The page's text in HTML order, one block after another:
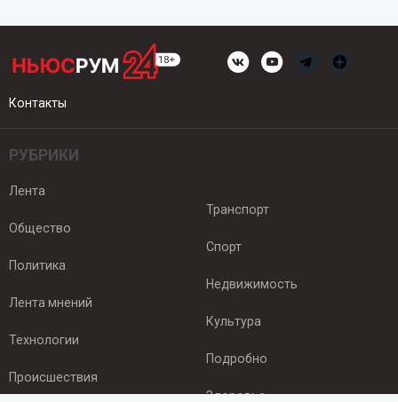
Контакты
РУБРИКИ
Лента
Общество
Политика
Лента мнений
Технологии
Происшествия
Транспорт
Спорт
Недвижимость
Культура
Подробно
Здоровье